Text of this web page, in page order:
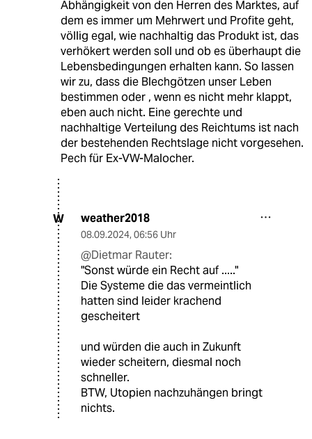
Abhängigkeit von den Herren des Marktes, auf
dem es immer um Mehrwert und Profite geht,
völlig egal, wie nachhaltig das Produkt ist, das
verhökert werden soll und ob es überhaupt die
Lebensbedingungen erhalten kann. So lassen
wir zu, dass die Blechgötzen unser Leben
bestimmen oder , wenn es nicht mehr klappt,
eben auch nicht. Eine gerechte und
nachhaltige Verteilung des Reichtums ist nach
der bestehenden Rechtslage nicht vorgesehen.
Pech für Ex-VW-Malocher.
W weather2018
08.09.2024, 06:56 Uhr
@Dietmar Rauter:
"Sonst würde ein Recht auf ....."
Die Systeme die das vermeintlich
hatten sind leider krachend
gescheitert
und würden die auch in Zukunft
wieder scheitern, diesmal noch
schneller.
BTW, Utopien nachzuhängen bringt
nichts.